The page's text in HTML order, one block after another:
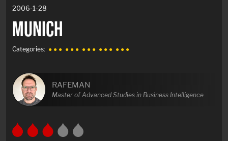
2006-1-28
MUNICH
Categories: ● ● ● ● ● ● ● ● ● ● ● ● ● ● ●
RAFEMAN
Master of Advanced Studies in Business Intelligence